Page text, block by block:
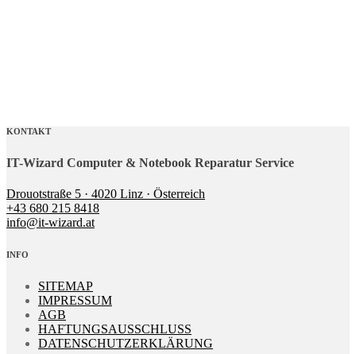
KONTAKT
IT-Wizard Computer & Notebook Reparatur Service
Drouotstraße 5 · 4020 Linz · Österreich
+43 680 215 8418
info@it-wizard.at
INFO
SITEMAP
IMPRESSUM
AGB
HAFTUNGSAUSSCHLUSS
DATENSCHUTZERKLÄRUNG